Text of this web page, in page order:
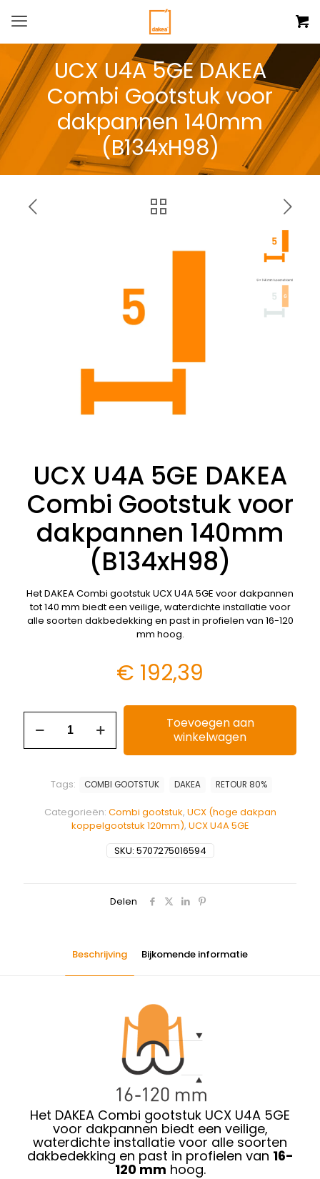
UCX U4A 5GE DAKEA
Combi Gootstuk voor
dakpannen 140mm
(B134xH98)
UCX U4A 5GE DAKEA
Combi Gootstuk voor
dakpannen 140mm
(B134xH98)
Het DAKEA Combi gootstuk UCX U4A 5GE voor dakpannen
tot 140 mm biedt een veilige, waterdichte installatie voor
alle soorten dakbedekking en past in profielen van 16-120
mm hoog.
€ 192,39
Toevoegen aan
winkelwagen
SKU: 5707275016594
Categorieën: Combi gootstuk, UCX (hoge dakpan
koppelgootstuk 120mm), UCX U4A 5GE
Tags: COMBI GOOTSTUK DAKEA RETOUR 80%
Delen
Beschrijving Bijkomende informatie
Het DAKEA Combi gootstuk UCX U4A 5GE
voor dakpannen biedt een veilige,
waterdichte installatie voor alle soorten
dakbedekking en past in profielen van 16-
120 mm hoog.